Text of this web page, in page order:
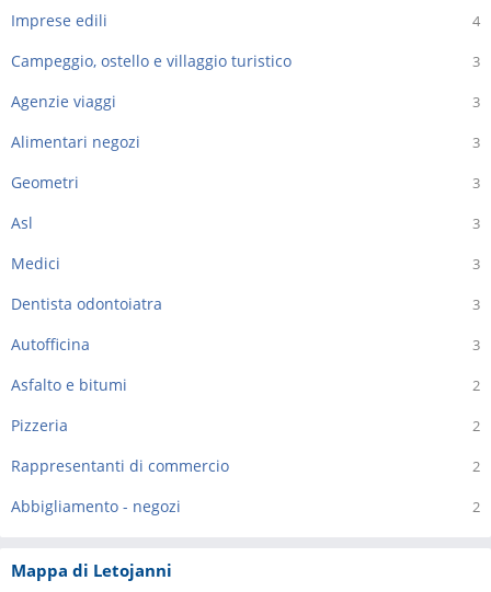
4
Imprese edili
3
Campeggio, ostello e villaggio turistico
3
Agenzie viaggi
3
Alimentari negozi
3
Geometri
3
Asl
3
Medici
3
Dentista odontoiatra
3
Autofficina
2
Asfalto e bitumi
2
Pizzeria
2
Rappresentanti di commercio
2
Abbigliamento - negozi
Mappa di Letojanni